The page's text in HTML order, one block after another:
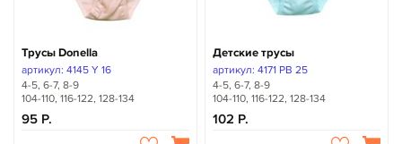
Трусы Donella
артикул: 4145 Y 16
4-5, 6-7, 8-9
104-110, 116-122, 128-134
95
Детские трусы
артикул: 4171 PB 25
4-5, 6-7, 8-9
104-110, 116-122, 128-134
102